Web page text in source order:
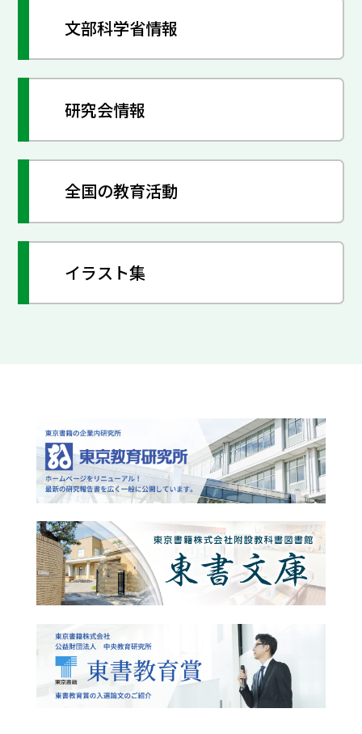
文部科学省情報
研究会情報
全国の教育活動
イラスト集